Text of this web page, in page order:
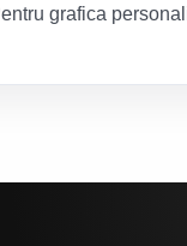
grafica